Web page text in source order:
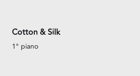
Cotton & Silk
1° piano